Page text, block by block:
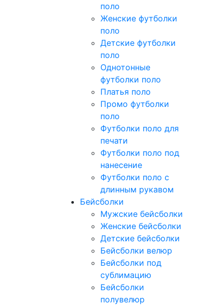
поло
Женские футболки
поло
Детские футболки
поло
Однотонные
футболки поло
Платья поло
Промо футболки
поло
Футболки поло для
печати
Футболки поло под
нанесение
Футболки поло с
длинным рукавом
Бейсболки
Мужские бейсболки
Женские бейсболки
Детские бейсболки
Бейсболки велюр
Бейсболки под
сублимацию
Бейсболки
полувелюр